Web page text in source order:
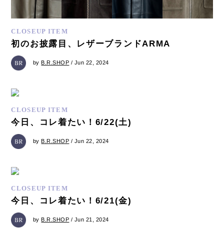
CLOSEUP ITEM
初のお披露目、レザーブランドARMA
byB.R.SHOP / Jun 22, 2024
CLOSEUP ITEM
今日、コレ着たい！6/22(土)
byB.R.SHOP / Jun 22, 2024
CLOSEUP ITEM
今日、コレ着たい！6/21(金)
byB.R.SHOP / Jun 21, 2024